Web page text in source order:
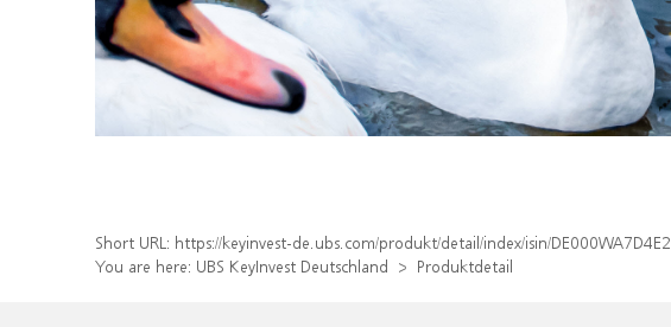
Short URL: https://keyinvest-de.ubs.com/produkt/detail/index/isin/DE000WA7D4E2
You are here: UBS KeyInvest Deutschland Produktdetail